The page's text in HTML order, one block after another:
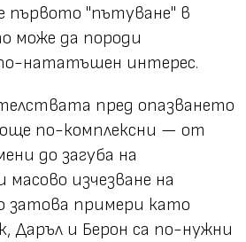
първото "пътуване" в
може да породи
нататъшен интерес.
пред опазването
по-комплексни — от
до загуба на
изчезване на
затова примери като
Даръл и Берон са по-нужни